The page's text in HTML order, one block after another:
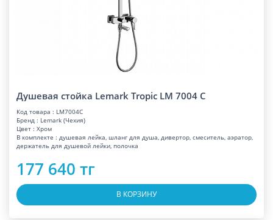
Душевая стойка Lemark Tropic LM 7004 C
Код товара : LM7004C
Бренд : Lemark (Чехия)
Цвет : Хром
В комплекте : душевая лейка, шланг для душа, дивертор, смеситель, аэратор,
держатель для душевой лейки, полочка
177 640 тг
В КОРЗИНУ